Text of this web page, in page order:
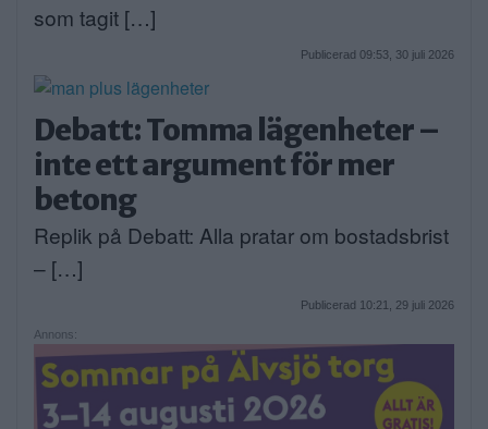
som tagit […]
Publicerad 09:53, 30 juli 2026
Debatt: Tomma lägenheter –
inte ett argument för mer
betong
Replik på Debatt: Alla pratar om bostadsbrist
– […]
Publicerad 10:21, 29 juli 2026
Annons: